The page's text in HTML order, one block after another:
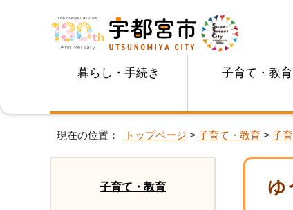
暮らし・手続き 子育て・教育
現在の位置： トップページ > 子育て・教育 > 子
ゆ
子育て・教育